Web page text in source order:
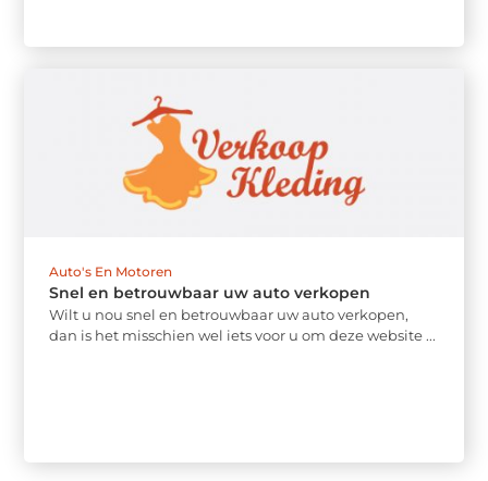
Auto's En Motoren
Snel en betrouwbaar uw auto verkopen
Wilt u nou snel en betrouwbaar uw auto verkopen,
dan is het misschien wel iets voor u om deze website ...